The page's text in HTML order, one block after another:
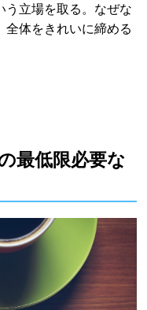
う立場を取る。なぜな
全体をきれいに締める
最低限必要な